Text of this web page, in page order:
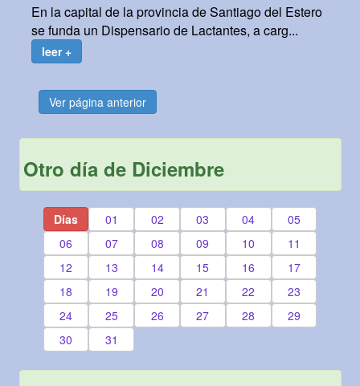
En la capital de la provincia de Santiago del Estero
se funda un Dispensario de Lactantes, a carg...
leer +
Ver página anterior
Otro día de Diciembre
Días 01 02 03 04
05
06
07 08 09 10
11
12
13 14 15 16
17
18
19 20 21 22
23
24
25 26 27 28
29
30
31